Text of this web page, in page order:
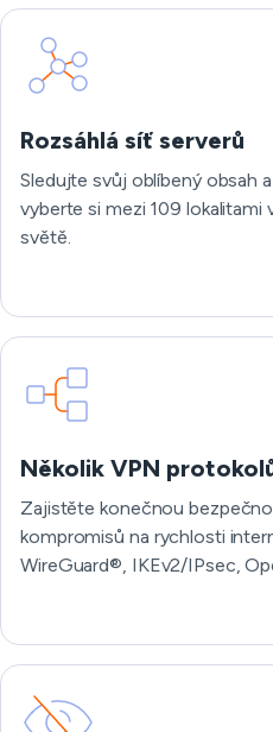
Rozsáhlá síť serverů
Sledujte svůj oblíbený obsah
vyberte si mezi 109 lokalitami
světě.
Několik VPN
Zajistěte konečnou
kompromisů na rychlosti
WireGuard®, IKEv2/IPsec,